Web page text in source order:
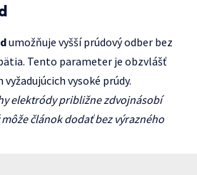
umožňuje vyšší prúdový odber bez
Tento parameter je obzvlášť
vysoké prúdy.
elektródy približne zdvojnásobí
článok dodať bez výrazného